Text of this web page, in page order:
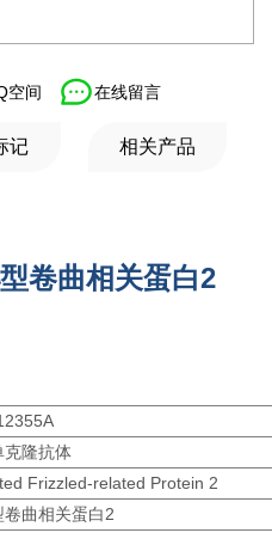
空间 在线留言
记 相关产品
卷曲相关蛋白2
克隆抗体
Frizzled-related Protein 2
卷曲相关蛋白2